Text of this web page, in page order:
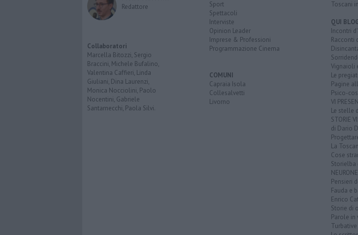
Redattore
Collaboratori
Marcella Bitozzi, Sergio
Braccini, Michele Bufalino,
Valentina Caffieri, Linda
Giuliani, Dina Laurenzi,
Monica Nocciolini, Paolo
Nocentini, Gabriele
Santarnecchi, Paola Silvi.
Sport
Spettacoli
Interviste
Opinion Leader
Imprese & Professioni
Programmazione Cinema
COMUNI
Capraia Isola
Collesalvetti
Livorno
Toscani
QUI
Incontri
Racconti
Vignaioli
Le
Pagine
Psico-
VI
Le stelle
STORIE
di Dario
La
Cose
Storielba
Pensieri
Fauda e
Enrico
Storie di
Parole in